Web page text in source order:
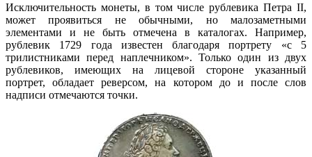
Исключительность монеты, в том числе рублевика Петра II,
может проявиться не обычными, но малозаметными
элементами и не быть отмечена в каталогах. Например,
рублевик 1729 года известен благодаря портрету «с 5
трилистниками перед наплечником». Только один из двух
рублевиков, имеющих на лицевой стороне указанный
портрет, обладает реверсом, на котором до и после слов
надписи отмечаются точки.